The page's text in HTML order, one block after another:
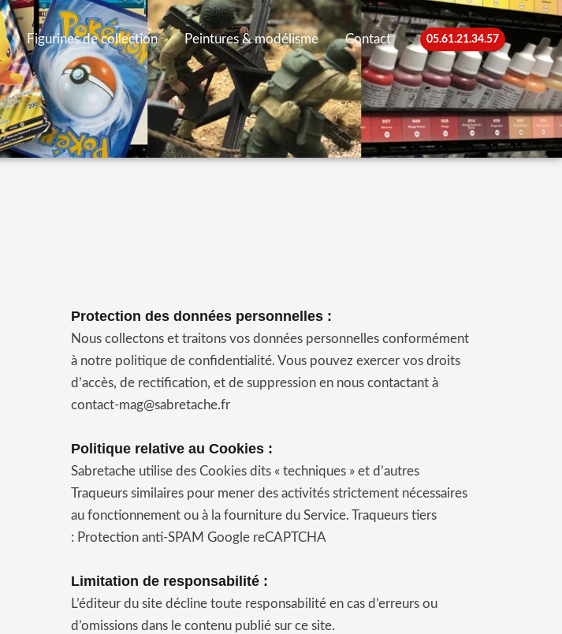
Figurines de collection Peintures & modélisme Contact 05.61.21.34.57
Protection des données personnelles :
Nous collectons et traitons vos données personnelles conformément
à notre politique de confidentialité. Vous pouvez exercer vos droits
d’accès, de rectification, et de suppression en nous contactant à
contact-mag@sabretache.fr
Politique relative au Cookies :
Sabretache utilise des Cookies dits « techniques » et d’autres
Traqueurs similaires pour mener des activités strictement nécessaires
au fonctionnement ou à la fourniture du Service. Traqueurs tiers
: Protection anti-SPAM Google reCAPTCHA
Limitation de responsabilité :
L’éditeur du site décline toute responsabilité en cas d’erreurs ou
d’omissions dans le contenu publié sur ce site.